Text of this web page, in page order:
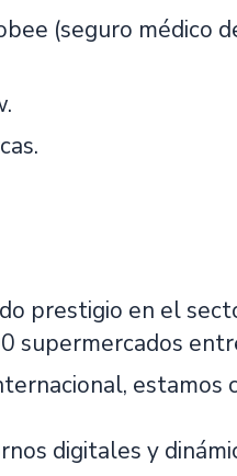
(seguro médico
prestigio en el
supermercados
digitales y